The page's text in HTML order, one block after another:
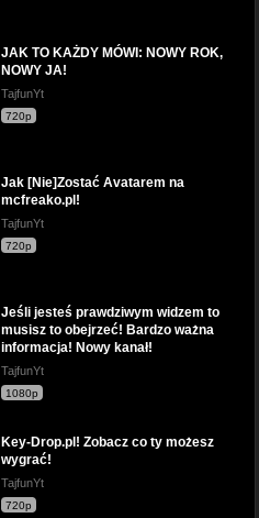
JAK TO KAŻDY MÓWI: NOWY ROK,
NOWY JA!
TajfunYt
720p
Jak [Nie]Zostać Avatarem na
mcfreako.pl!
TajfunYt
720p
Jeśli jesteś prawdziwym widzem to
musisz to obejrzeć! Bardzo ważna
informacja! Nowy kanał!
TajfunYt
1080p
Key-Drop.pl! Zobacz co ty możesz
wygrać!
TajfunYt
720p